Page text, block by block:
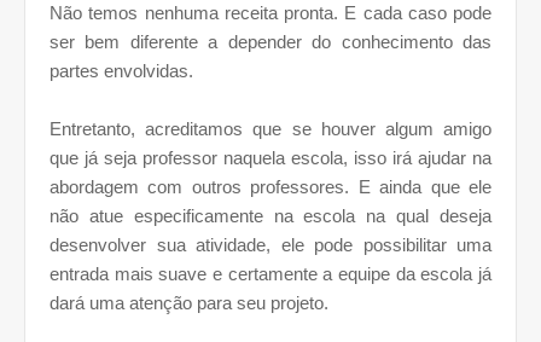
Não temos nenhuma receita pronta. E cada caso pode
ser bem diferente a depender do conhecimento das
partes envolvidas.
Entretanto, acreditamos que se houver algum amigo
que já seja professor naquela escola, isso irá ajudar na
abordagem com outros professores. E ainda que ele
não atue especificamente na escola na qual deseja
desenvolver sua atividade, ele pode possibilitar uma
entrada mais suave e certamente a equipe da escola já
dará uma atenção para seu projeto.